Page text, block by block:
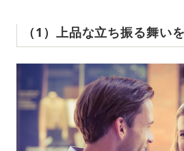
（1）上品な立ち振る舞い